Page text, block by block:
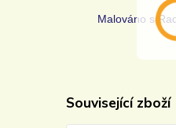
Malováno s
Související zboží